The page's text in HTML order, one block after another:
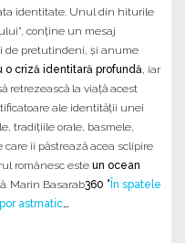
identitate. Unul din hiturile
conţine un mesaj
de pretutindeni, şi anume
o criză identitară profundă, iar
retrezească la viaţă acest
ale identităţii unei
tradiţiile orale, basmele,
îi păstrează acea sclipire
românesc este un ocean
Marin Basarab360 °În spatele
astmatic…